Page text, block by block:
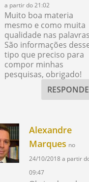
a partir do 21:02
Muito boa materia
mesmo e como muita
qualidade nas
São informações
tipo que preciso para
compor minhas
pesquisas, obrigado!
Alexandre
Marques no
24/10/2018 a partir
09:47